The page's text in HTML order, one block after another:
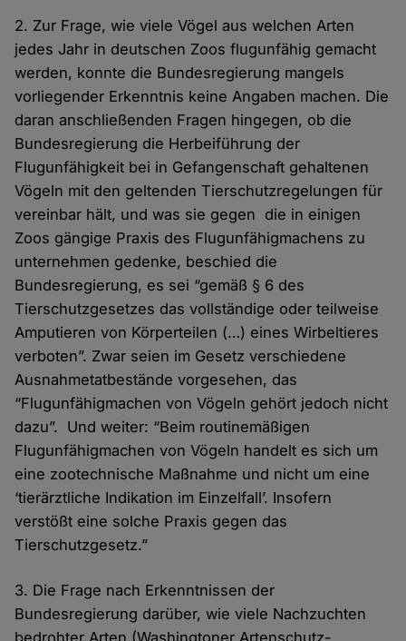
2. Zur Frage, wie viele Vögel aus welchen Arten
jedes Jahr in deutschen Zoos flugunfähig gemacht
werden, konnte die Bundesregierung mangels
vorliegender Erkenntnis keine Angaben machen. Die
daran anschließenden Fragen hingegen, ob die
Bundesregierung die Herbeiführung der
Flugunfähigkeit bei in Gefangenschaft gehaltenen
Vögeln mit den geltenden Tierschutzregelungen für
vereinbar hält, und was sie gegen die in einigen
Zoos gängige Praxis des Flugunfähigmachens zu
unternehmen gedenke, beschied die
Bundesregierung, es sei “gemäß § 6 des
Tierschutzgesetzes das vollständige oder teilweise
Amputieren von Körperteilen (…) eines Wirbeltieres
verboten”. Zwar seien im Gesetz verschiedene
Ausnahmetatbestände vorgesehen, das
“Flugunfähigmachen von Vögeln gehört jedoch nicht
dazu”. Und weiter: “Beim routinemäßigen
Flugunfähigmachen von Vögeln handelt es sich um
eine zootechnische Maßnahme und nicht um eine
‘tierärztliche Indikation im Einzelfall’. Insofern
verstößt eine solche Praxis gegen das
Tierschutzgesetz.”
3. Die Frage nach Erkenntnissen der
Bundesregierung darüber, wie viele Nachzuchten